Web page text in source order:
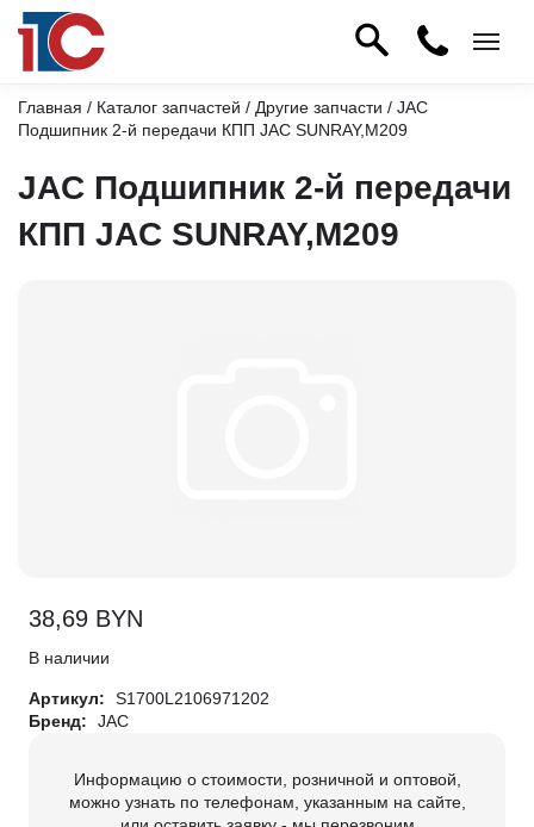
Главная / Каталог запчастей / Другие запчасти / JAC
Подшипник 2-й передачи КПП JAC SUNRAY,M209
JAC Подшипник 2-й передачи
КПП JAC SUNRAY,M209
38,69 BYN
В наличии
Артикул:
S1700L2106971202
Бренд:
JAC
Информацию о стоимости, розничной и оптовой,
можно узнать по телефонам, указанным на сайте,